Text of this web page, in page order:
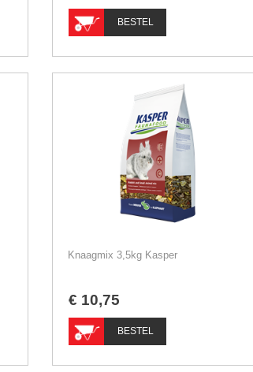
BESTEL
Knaagmix 3,5kg Kasper
€ 10,75
BESTEL